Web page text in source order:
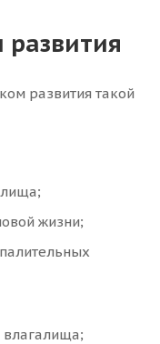
развития такой
жизни;
влагалища;